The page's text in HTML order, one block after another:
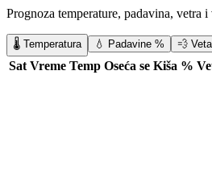
Prognoza temperature, padavina, vetra
🌡️ Temperatura 💧 Padavine % 💨
Sat Vreme Temp Oseća se Kiša %